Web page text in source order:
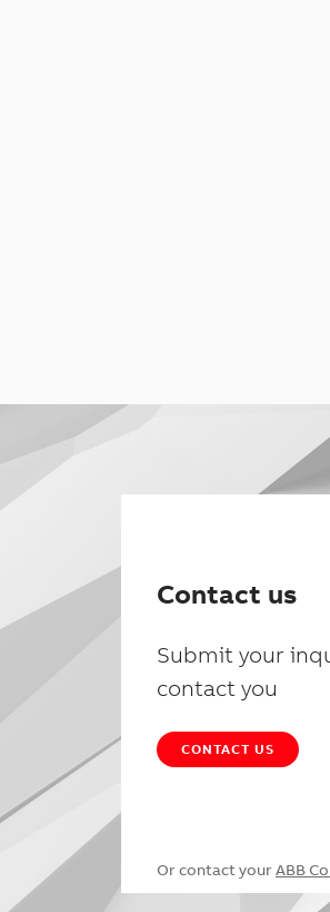
Contact us
Submit your
contact you
CONTACT US
Or contact your ABB